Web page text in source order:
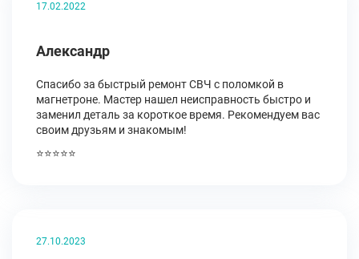
17.02.2022
Александр
Спасибо за быстрый ремонт СВЧ с поломкой в
магнетроне. Мастер нашел неисправность быстро и
заменил деталь за короткое время. Рекомендуем вас
своим друзьям и знакомым!
⭐⭐⭐⭐⭐
27.10.2023